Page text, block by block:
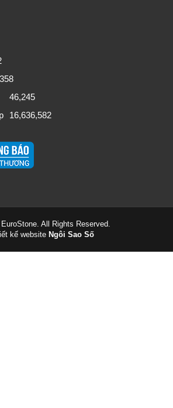
46,245
16,636,582
All Rights Reserved.
kế website Ngôi Sao Số